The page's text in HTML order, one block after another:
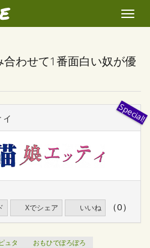
Toggle
わせて1番面白い奴が優
Xでシェア いいね （0）
ュタ
おもひでぽろぽろ